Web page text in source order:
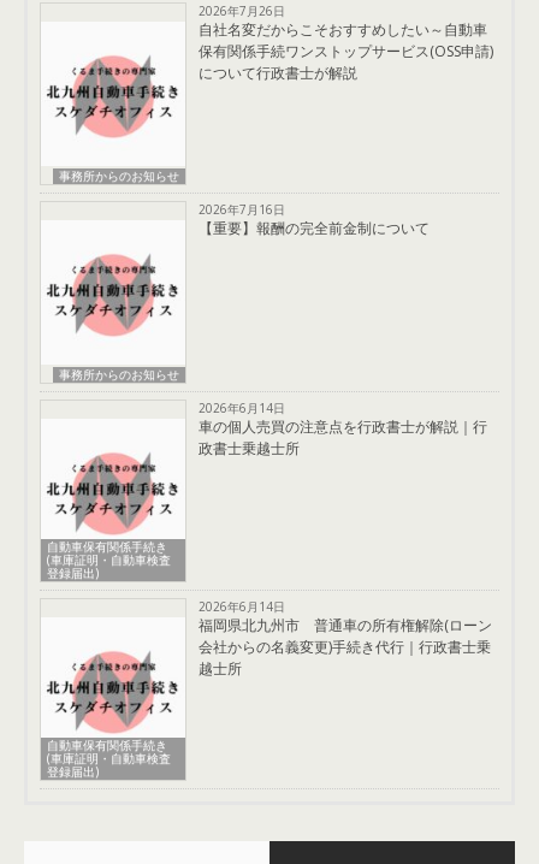
事務所からのお知らせ
2026年7月26日
自社名変だからこそおすすめしたい～自動車
保有関係手続ワンストップサービス(OSS申請)
について行政書士が解説
事務所からのお知らせ
2026年7月16日
【重要】報酬の完全前金制について
自動車保有関係手続き
(車庫証明・自動車検査
登録届出)
2026年6月14日
車の個人売買の注意点を行政書士が解説｜行
政書士乗越士所
自動車保有関係手続き
(車庫証明・自動車検査
登録届出)
2026年6月14日
福岡県北九州市 普通車の所有権解除(ローン
会社からの名義変更)手続き代行｜行政書士乗
越士所